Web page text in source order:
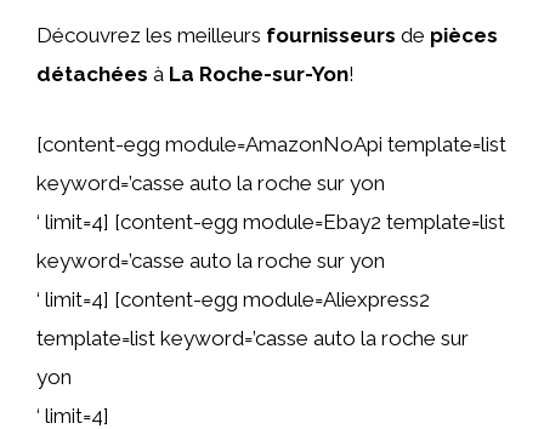
Découvrez les meilleurs fournisseurs de pièces
détachées à La Roche-sur-Yon!
[content-egg module=AmazonNoApi template=list
keyword=’casse auto la roche sur yon
‘ limit=4] [content-egg module=Ebay2 template=list
keyword=’casse auto la roche sur yon
‘ limit=4] [content-egg module=Aliexpress2
template=list keyword=’casse auto la roche sur
yon
‘ limit=4]